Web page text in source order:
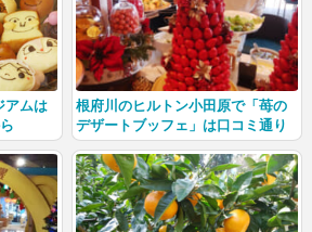
アムは
根府川のヒルトン小田原で「苺の
デザートブッフェ」は口コミ通り